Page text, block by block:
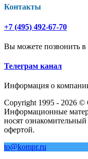
Контакты
+7 (495) 492-67-70
Вы можете позвонить в
Телеграм канал
Информация о
Copyright 1995 - 2026
Информационные
носят
офертой.
to@kompr.ru